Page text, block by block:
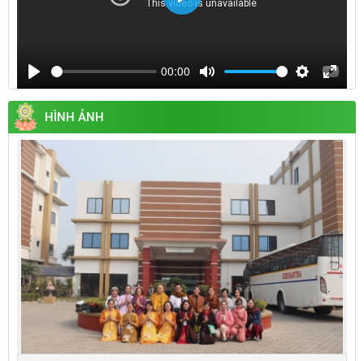
Play
00:00
Mute
SettingsEnter
Play
HÌNH ẢNH